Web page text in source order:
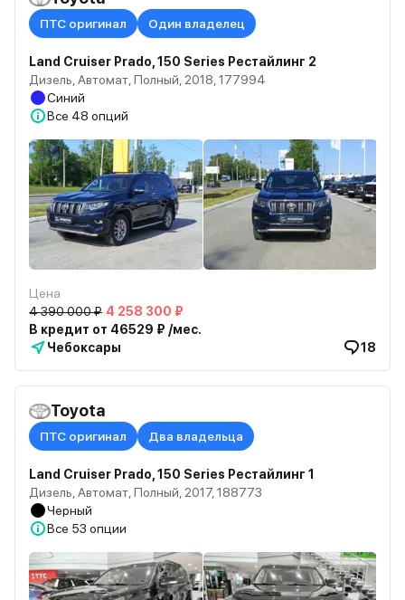
ПТС оригинал Один владелец
Land Cruiser Prado, 150 Series Рестайлинг 2
Дизель, Автомат, Полный, 2018, 177994
Синий
Все 48 опций
Цена
4 390 000 ₽ 4 258 300 ₽
В кредит от 46529 ₽ /мес.
Чебоксары
18
Toyota
ПТС оригинал Два владельца
Land Cruiser Prado, 150 Series Рестайлинг 1
Дизель, Автомат, Полный, 2017, 188773
Черный
Все 53 опции